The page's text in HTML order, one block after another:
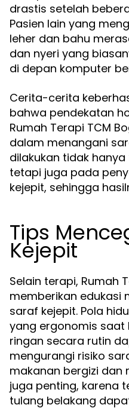
drastis setelah
Pasien lain yang
leher dan bahu
dan nyeri yang
di depan komputer
Cerita-cerita
bahwa pendekatan
Rumah Terapi TCM
dalam menangani
dilakukan tidak
tetapi juga pada
kejepit, sehingga
Tips
Kejepit
Selain terapi, Rumah
memberikan edukasi
saraf kejepit. Pola
yang ergonomis saat
ringan secara rutin
mengurangi risiko
makanan bergizi
juga penting, karena
tulang belakang